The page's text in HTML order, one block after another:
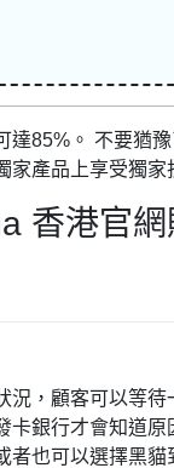
85%。 不要猶
產品上享受獨家
香港官
況，顧客可以等
卡銀行才會知道
也可以選擇黑